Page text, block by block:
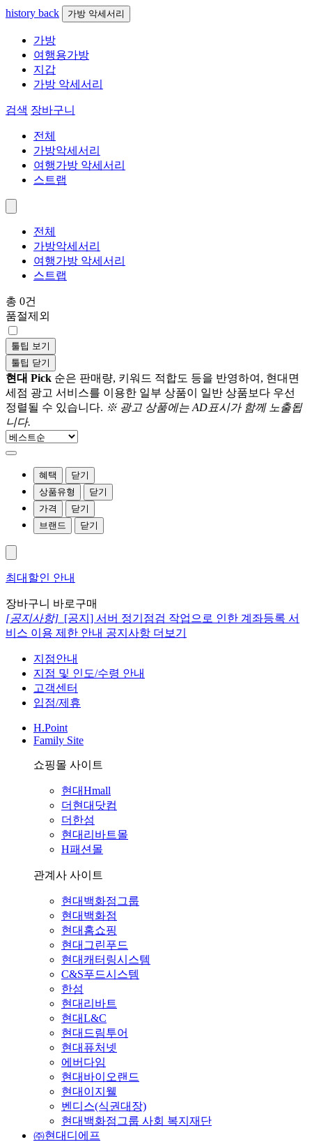
history back 가방 악세서리
가방
여행용가방
지갑
가방 악세서리
검색 장바구니
전체
가방악세서리
여행가방 악세서리
스트랩
전체
가방악세서리
여행가방 악세서리
스트랩
총 0건
품절제외
툴팁 보기
툴팁 닫기
현대 Pick 순은 판매량, 키워드 적합도 등을 반영하여, 현대면
세점 광고 서비스를 이용한 일부 상품이 일반 상품보다 우선
정렬될 수 있습니다. ※ 광고 상품에는 AD표시가 함께 노출됩
니다.
혜택
닫기
상품유형
닫기
가격
닫기
브랜드
닫기
최대할인 안내
장바구니 바로구매
[공지사항] [공지] 서버 정기점검 작업으로 인한 계좌등록 서
비스 이용 제한 안내 공지사항 더보기
지점안내
지점 및 인도/수령 안내
고객센터
입점/제휴
H.Point
Family Site
쇼핑몰 사이트
현대Hmall
더현대닷컴
더한섬
현대리바트몰
H패션몰
관계사 사이트
현대백화점그룹
현대백화점
현대홈쇼핑
현대그린푸드
현대캐터링시스템
C&S푸드시스템
한섬
현대리바트
현대L&C
현대드림투어
현대퓨처넷
에버다임
현대바이오랜드
현대이지웰
벤디스(식권대장)
현대백화점그룹 사회 복지재단
㈜현대디에프